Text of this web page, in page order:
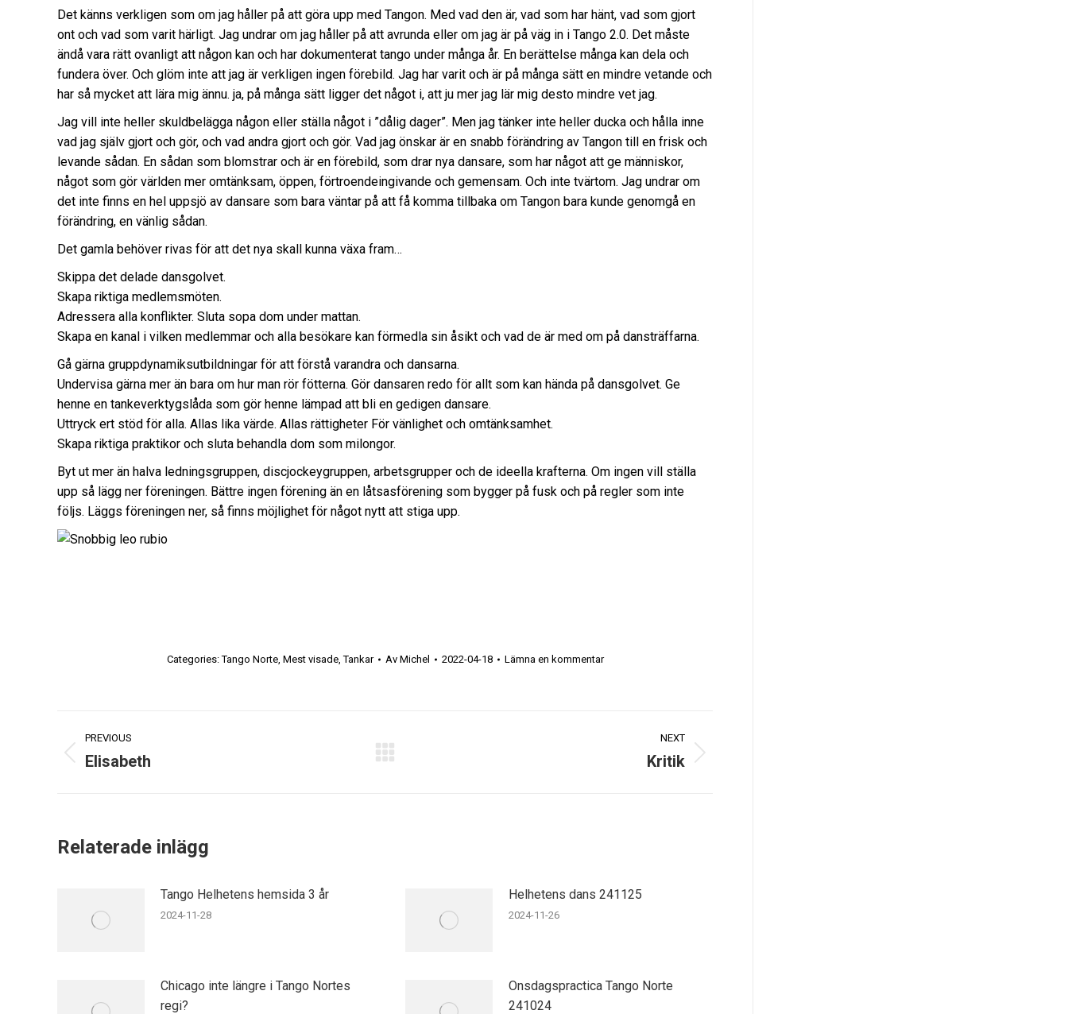
Det känns verkligen som om jag håller på att göra upp med Tangon. Med vad den är, vad som har hänt, vad som gjort
ont och vad som varit härligt. Jag undrar om jag håller på att avrunda eller om jag är på väg in i Tango 2.0. Det måste
ändå vara rätt ovanligt att någon kan och har dokumenterat tango under många år. En berättelse många kan dela och
fundera över. Och glöm inte att jag är verkligen ingen förebild. Jag har varit och är på många sätt en mindre vetande och
har så mycket att lära mig ännu. ja, på många sätt ligger det något i, att ju mer jag lär mig desto mindre vet jag.
Jag vill inte heller skuldbelägga någon eller ställa något i ”dålig dager”. Men jag tänker inte heller ducka och hålla inne
vad jag själv gjort och gör, och vad andra gjort och gör. Vad jag önskar är en snabb förändring av Tangon till en frisk och
levande sådan. En sådan som blomstrar och är en förebild, som drar nya dansare, som har något att ge människor,
något som gör världen mer omtänksam, öppen, förtroendeingivande och gemensam. Och inte tvärtom. Jag undrar om
det inte finns en hel uppsjö av dansare som bara väntar på att få komma tillbaka om Tangon bara kunde genomgå en
förändring, en vänlig sådan.
Det gamla behöver rivas för att det nya skall kunna växa fram…
Skippa det delade dansgolvet.
Skapa riktiga medlemsmöten.
Adressera alla konflikter. Sluta sopa dom under mattan.
Skapa en kanal i vilken medlemmar och alla besökare kan förmedla sin åsikt och vad de är med om på dansträffarna.
Gå gärna gruppdynamiksutbildningar för att förstå varandra och dansarna.
Undervisa gärna mer än bara om hur man rör fötterna. Gör dansaren redo för allt som kan hända på dansgolvet. Ge
henne en tankeverktygslåda som gör henne lämpad att bli en gedigen dansare.
Uttryck ert stöd för alla. Allas lika värde. Allas rättigheter För vänlighet och omtänksamhet.
Skapa riktiga praktikor och sluta behandla dom som milongor.
Byt ut mer än halva ledningsgruppen, discjockeygruppen, arbetsgrupper och de ideella krafterna. Om ingen vill ställa
upp så lägg ner föreningen. Bättre ingen förening än en låtsasförening som bygger på fusk och på regler som inte
följs. Läggs föreningen ner, så finns möjlighet för något nytt att stiga upp.
Categories:Tango Norte, Mest visade,Tankar Av Michel 2022-04-18 Lämna en kommentar
Post
navigation
PREVIOUS
Previous
Elisabeth
NEXT
Kritik
Relaterade inlägg
Tango Helhetens hemsida 3 år
2024-11-28
Helhetens dans 241125
2024-11-26
Chicago inte längre i Tango Nortes
regi?
Onsdagspractica Tango Norte
241024